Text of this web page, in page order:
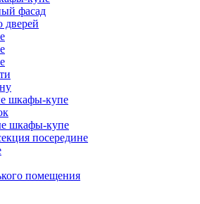
фасад
дверей
шкафы-купе
шкафы-купе
посередине
помещения